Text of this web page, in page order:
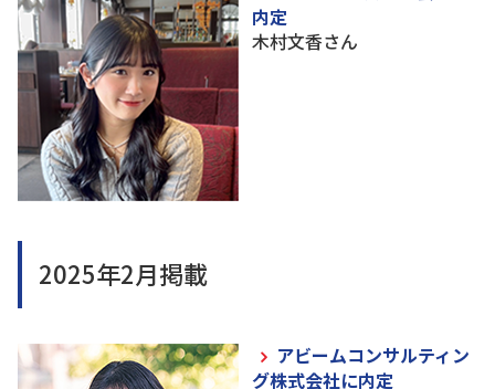
内定
木村文香さん
2025年2月掲載
アビームコンサルティン
グ株式会社に内定